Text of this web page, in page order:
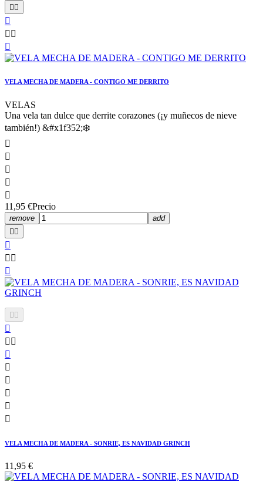


 

VELA MECHA DE MADERA - CONTIGO ME DERRITO
VELAS
Una vela tan dulce que derrite corazones (¡y muñecos de nieve
también!) &#x1f352;❄️





11,95 €Precio
remove
add


 



 






VELA MECHA DE MADERA - SONRIE, ES NAVIDAD GRINCH
11,95 €